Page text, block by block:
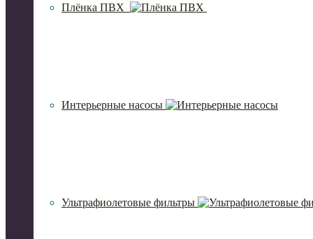
Плёнка ПВХ
Интерьерные насосы
Ультрафиолетовые фильтры